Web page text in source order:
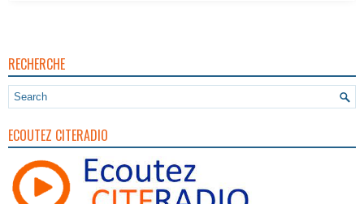
RECHERCHE
ECOUTEZ CITERADIO